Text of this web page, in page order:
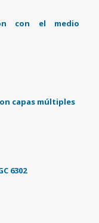
con el medio
capas múltiples
6302